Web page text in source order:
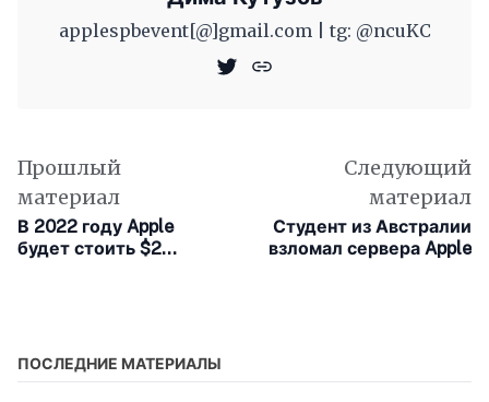
applespbevent[@]gmail.com | tg: @ncuKC
Прошлый
материал
В 2022 году Apple
будет стоить $2
Следующий
материал
Студент из Австралии
взломал сервера Apple
ПОСЛЕДНИЕ МАТЕРИАЛЫ